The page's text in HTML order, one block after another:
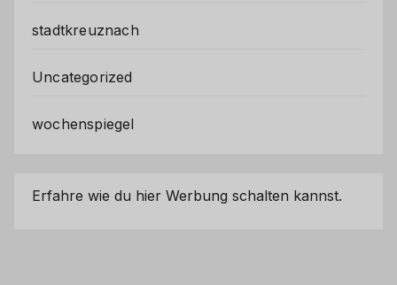
stadtkreuznach
Uncategorized
wochenspiegel
Erfahre wie du hier Werbung schalten kannst.